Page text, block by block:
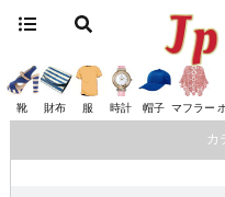
靴 財布 服 時計 帽子 マフラー
ベルト / バレンシアガ
バレンシアガ
カ